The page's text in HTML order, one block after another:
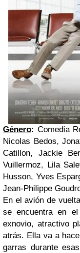
Género: Comedia
Nicolas Bedos,
Catillon, Jackie
Vuillermoz, Lila
Husson, Yves
Jean-Philippe
En el avión de
se encuentra en
exnovio, atractivo
atrás. Ella va a
garras durante